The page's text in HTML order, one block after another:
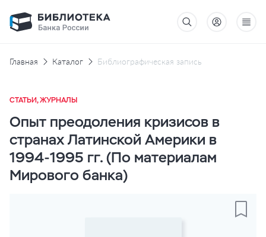
Главная Каталог Библиографическая запись
СТАТЬИ, ЖУРНАЛЫ
Опыт преодоления кризисов в
странах Латинской Америки в
1994-1995 гг. (По материалам
Мирового банка)